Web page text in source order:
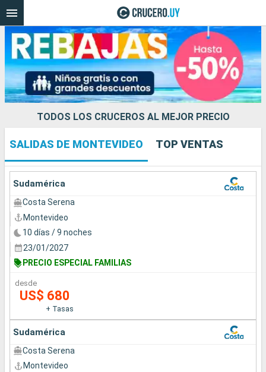
Fecha de salida
TODOS LOS CRUCEROS AL MEJOR PRECIO
SALIDAS DE MONTEVIDEO TOP VENTAS
Sudamérica
Costa Serena
Montevideo
10 días / 9 noches
23/01/2027
PRECIO ESPECIAL FAMILIAS
desde
US$ 680
+ Tasas
Sudamérica
Costa Serena
Montevideo